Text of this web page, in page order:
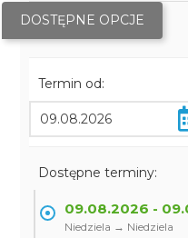
DOSTĘPNE OPCJE
Termin od:
Dostępne terminy:
09.08.2026 -
Niedziela → Niedziela